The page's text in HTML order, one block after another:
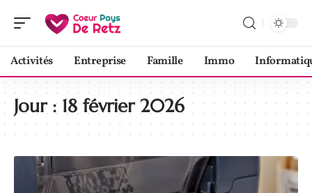
Activités Entreprise Famille Immo
Jour : 18 février 2026